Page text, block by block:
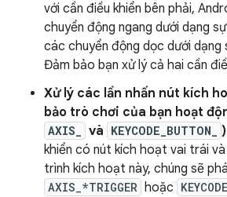
với cần điều khiển bên phải,
chuyển động ngang dưới dạng
các chuyển động dọc dưới dạng
Đảm bảo bạn xử lý cả hai cần
Xử lý các lần nhấn nút kích
bảo trò chơi của bạn hoạt
AXIS_ và KEYCODE_BUTTON_
khiển có nút kích hoạt vai trái
trình kích hoạt này, chúng sẽ
AXIS_*TRIGGER hoặc